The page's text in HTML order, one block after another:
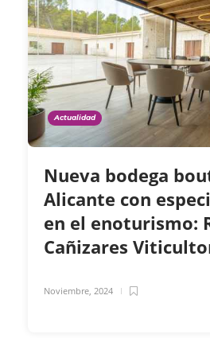
Actualidad
Nueva bodega
Alicante con
en el enoturismo:
Cañizares
Noviembre, 2024